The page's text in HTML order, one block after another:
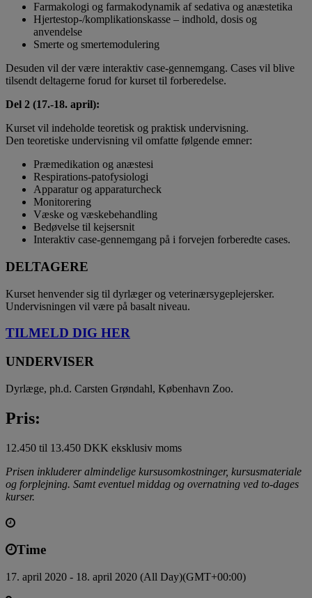
Farmakologi og farmakodynamik af sedativa og anæstetika
Hjertestop-/komplikationskasse – indhold, dosis og
anvendelse
Smerte og smertemodulering
Desuden vil der være interaktiv case-gennemgang. Cases vil blive
tilsendt deltagerne forud for kurset til forberedelse.
Del 2 (17.-18. april):
Kurset vil indeholde teoretisk og praktisk undervisning.
Den teoretiske undervisning vil omfatte følgende emner:
Præmedikation og anæstesi
Respirations-patofysiologi
Apparatur og apparaturcheck
Monitorering
Væske og væskebehandling
Bedøvelse til kejsersnit
Interaktiv case-gennemgang på i forvejen forberedte cases.
DELTAGERE
Kurset henvender sig til dyrlæger og veterinærsygeplejersker.
Undervisningen vil være på basalt niveau.
TILMELD DIG HER
UNDERVISER
Dyrlæge, ph.d. Carsten Grøndahl, København Zoo.
Pris:
12.450 til 13.450 DKK eksklusiv moms
Prisen inkluderer almindelige kursusomkostninger, kursusmateriale
og forplejning. Samt eventuel middag og overnatning ved to-dages
kurser.
Time
17. april 2020 - 18. april 2020 (All Day)(GMT+00:00)